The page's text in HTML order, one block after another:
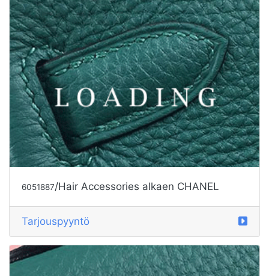
6051887/Hair Accessories alkaen CHANEL
Tarjouspyyntö